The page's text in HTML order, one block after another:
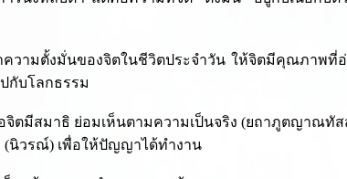
ความตั้งมั่นของจิตในชีวิตประจำวัน ให้จิตมีคุณภาพ
กับโลกธรรม
จิตมีสมาธิ ย่อมเห็นตามความเป็นจริง (ยถาภูตญาณทั
(นิวรณ์) เพื่อให้ปัญญาได้ทำงาน